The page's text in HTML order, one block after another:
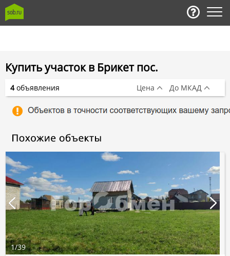
Купить участок в Брикет пос.
1/39
4объявления Цена До МКАД